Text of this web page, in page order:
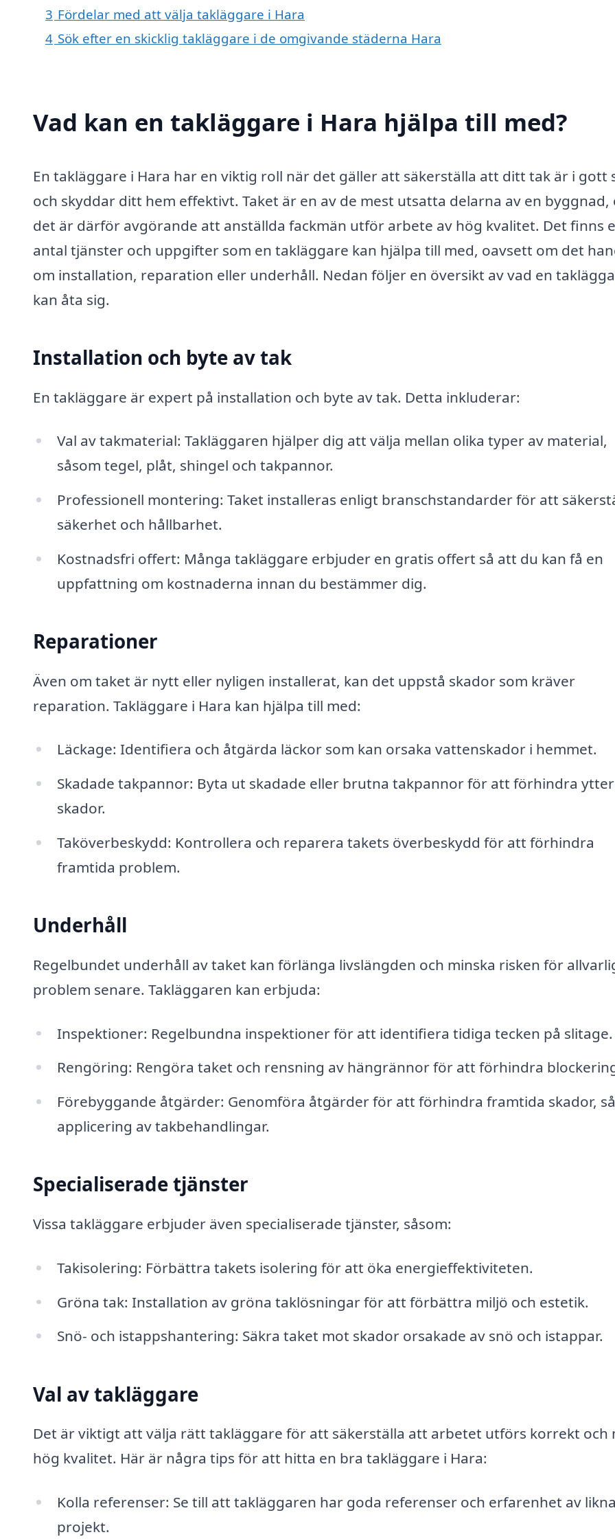
3 Fördelar med att välja takläggare i Hara
4 Sök efter en skicklig takläggare i de omgivande städerna Hara
Vad kan en takläggare i Hara hjälpa till med?
En takläggare i Hara har en viktig roll när det gäller att säkerställa att ditt tak är i gott
och skyddar ditt hem effektivt. Taket är en av de mest utsatta delarna av en byggnad,
det är därför avgörande att anställda fackmän utför arbete av hög kvalitet. Det finns
antal tjänster och uppgifter som en takläggare kan hjälpa till med, oavsett om det
om installation, reparation eller underhåll. Nedan följer en översikt av vad en
kan åta sig.
Installation och byte av tak
En takläggare är expert på installation och byte av tak. Detta inkluderar:
Val av takmaterial: Takläggaren hjälper dig att välja mellan olika typer av material,
såsom tegel, plåt, shingel och takpannor.
Professionell montering: Taket installeras enligt branschstandarder för att
säkerhet och hållbarhet.
Kostnadsfri offert: Många takläggare erbjuder en gratis offert så att du kan få en
uppfattning om kostnaderna innan du bestämmer dig.
Reparationer
Även om taket är nytt eller nyligen installerat, kan det uppstå skador som kräver
reparation. Takläggare i Hara kan hjälpa till med:
Läckage: Identifiera och åtgärda läckor som kan orsaka vattenskador i hemmet.
Skadade takpannor: Byta ut skadade eller brutna takpannor för att förhindra
skador.
Taköverbeskydd: Kontrollera och reparera takets överbeskydd för att förhindra
framtida problem.
Underhåll
Regelbundet underhåll av taket kan förlänga livslängden och minska risken för
problem senare. Takläggaren kan erbjuda:
Inspektioner: Regelbundna inspektioner för att identifiera tidiga tecken på slitage.
Rengöring: Rengöra taket och rensning av hängrännor för att förhindra
Förebyggande åtgärder: Genomföra åtgärder för att förhindra framtida skador,
applicering av takbehandlingar.
Specialiserade tjänster
Vissa takläggare erbjuder även specialiserade tjänster, såsom:
Takisolering: Förbättra takets isolering för att öka energieffektiviteten.
Gröna tak: Installation av gröna taklösningar för att förbättra miljö och estetik.
Snö- och istappshantering: Säkra taket mot skador orsakade av snö och istappar.
Val av takläggare
Det är viktigt att välja rätt takläggare för att säkerställa att arbetet utförs korrekt och
hög kvalitet. Här är några tips för att hitta en bra takläggare i Hara:
Kolla referenser: Se till att takläggaren har goda referenser och erfarenhet av
projekt.